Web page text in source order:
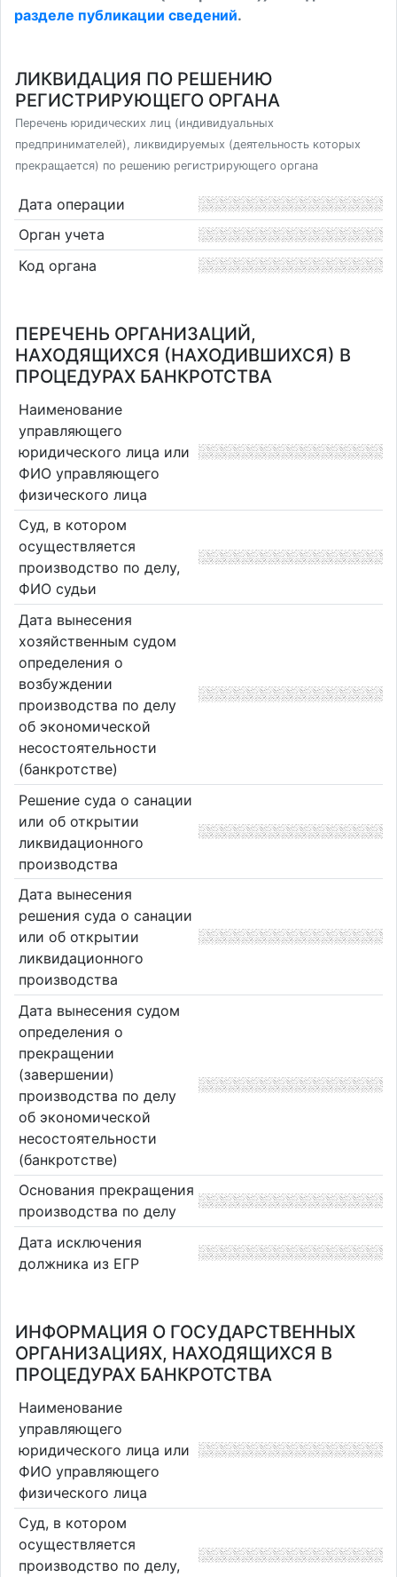
разделе публикации сведений.
ЛИКВИДАЦИЯ ПО РЕШЕНИЮ
РЕГИСТРИРУЮЩЕГО ОРГАНА
Перечень юридических лиц (индивидуальных
предпринимателей), ликвидируемых (деятельность которых
прекращается) по решению регистрирующего органа
Дата операции
Орган учета
Код органа
ПЕРЕЧЕНЬ ОРГАНИЗАЦИЙ,
НАХОДЯЩИХСЯ (НАХОДИВШИХСЯ) В
ПРОЦЕДУРАХ БАНКРОТСТВА
Наименование
управляющего
юридического лица или
ФИО управляющего
физического лица
Суд, в котором
осуществляется
производство по делу,
ФИО судьи
Дата вынесения
хозяйственным судом
определения о
возбуждении
производства по делу
об экономической
несостоятельности
(банкротстве)
Решение суда о санации
или об открытии
ликвидационного
производства
Дата вынесения
решения суда о санации
или об открытии
ликвидационного
производства
Дата вынесения судом
определения о
прекращении
(завершении)
производства по делу
об экономической
несостоятельности
(банкротстве)
Основания прекращения
производства по делу
Дата исключения
должника из ЕГР
ИНФОРМАЦИЯ О ГОСУДАРСТВЕННЫХ
ОРГАНИЗАЦИЯХ, НАХОДЯЩИХСЯ В
ПРОЦЕДУРАХ БАНКРОТСТВА
Наименование
управляющего
юридического лица или
ФИО управляющего
физического лица
Суд, в котором
осуществляется
производство по делу,